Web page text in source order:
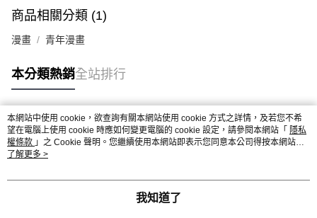
商品相關分類 (1)
漫畫 青年漫畫
本分類熱銷全站排行
熱門標籤
本網站中使用 cookie，欲查詢有關本網站使用 cookie 方式之詳情，及若您不希
望在電腦上使用 cookie 時應如何變更電腦的 cookie 設定，請參閱本網站「 隱私
權條款 」之 Cookie 聲明。您繼續使用本網站即表示您同意本公司得按本網站使
用條款之 Cookie 聲明使用 cookie。
了解更多 >
我知道了